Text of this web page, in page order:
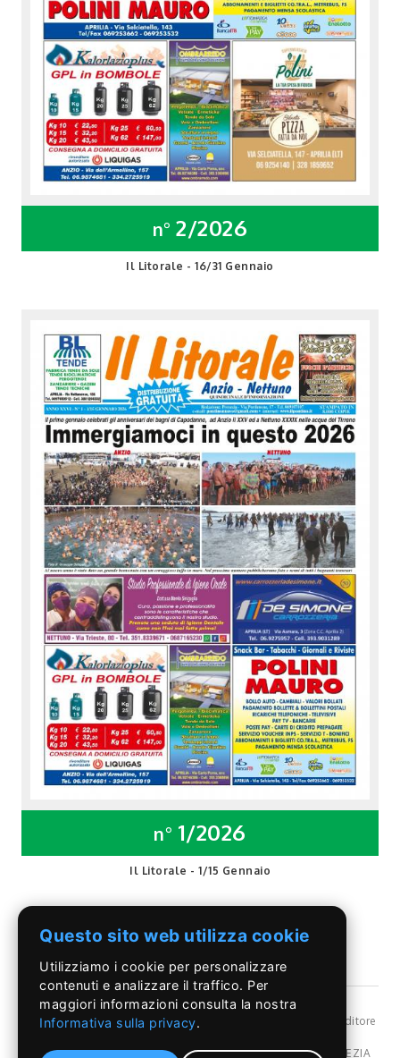
n°2/2026
Il Litorale - 16/31 Gennaio
n° 1/2026
Il Litorale - 1/15 Gennaio
©Il Pontino- Reg, Trib. Roma n.399/86 - Angelo Capriotti Editore
Dir. resp Angelo Capriotti - Redazione: Via Pordenone,17 POMEZIA
Questo sito web utilizza cookie
Utilizziamo i cookie per personalizzare
contenuti e analizzare il traffico. Per
maggiori informazioni consulta la nostra
Informativa sulla privacy.